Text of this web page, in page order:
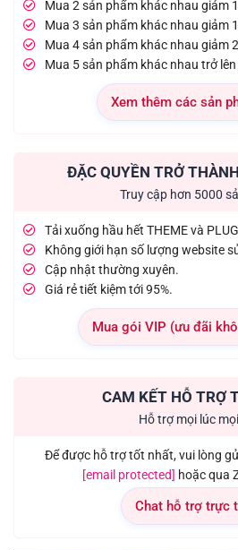
Mua 2 sản phẩm khác nhau giảm
Mua 3 sản phẩm khác nhau giảm
Mua 4 sản phẩm khác nhau giảm
Mua 5 sản phẩm khác nhau trở
Xem thêm các sản
ĐẶC QUYỀN TRỞ
Truy cập hơn 5000
Tải xuống hầu hết THEME và
Không giới hạn số lượng website
Cập nhật thường xuyên.
Giá rẻ tiết kiệm tới 95%.
Mua gói VIP (ưu đãi
CAM KẾT HỖ TRỢ
Hỗ trợ mọi lúc
Để được hỗ trợ tốt nhất, vui lòng
[email protected] hoặc qua
Chat hỗ trợ trực